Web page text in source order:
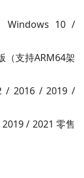
Windows 10 /
支持ARM64架
/ 2016 / 2019 /
/ 2021 零售